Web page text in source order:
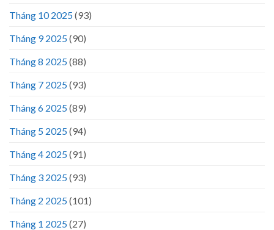
Tháng 10 2025(93)
Tháng 9 2025(90)
Tháng 8 2025(88)
Tháng 7 2025(93)
Tháng 6 2025(89)
Tháng 5 2025(94)
Tháng 4 2025(91)
Tháng 3 2025(93)
Tháng 2 2025(101)
Tháng 1 2025(27)